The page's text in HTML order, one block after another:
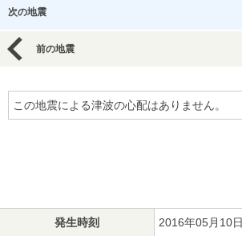
次の地震
前の地震
この地震による津波の心配はありません。
発生時刻 2016年05月10